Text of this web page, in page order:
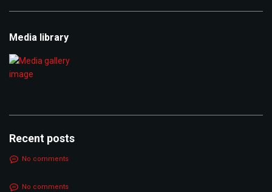
Media library
Recent posts
No comments
No comments